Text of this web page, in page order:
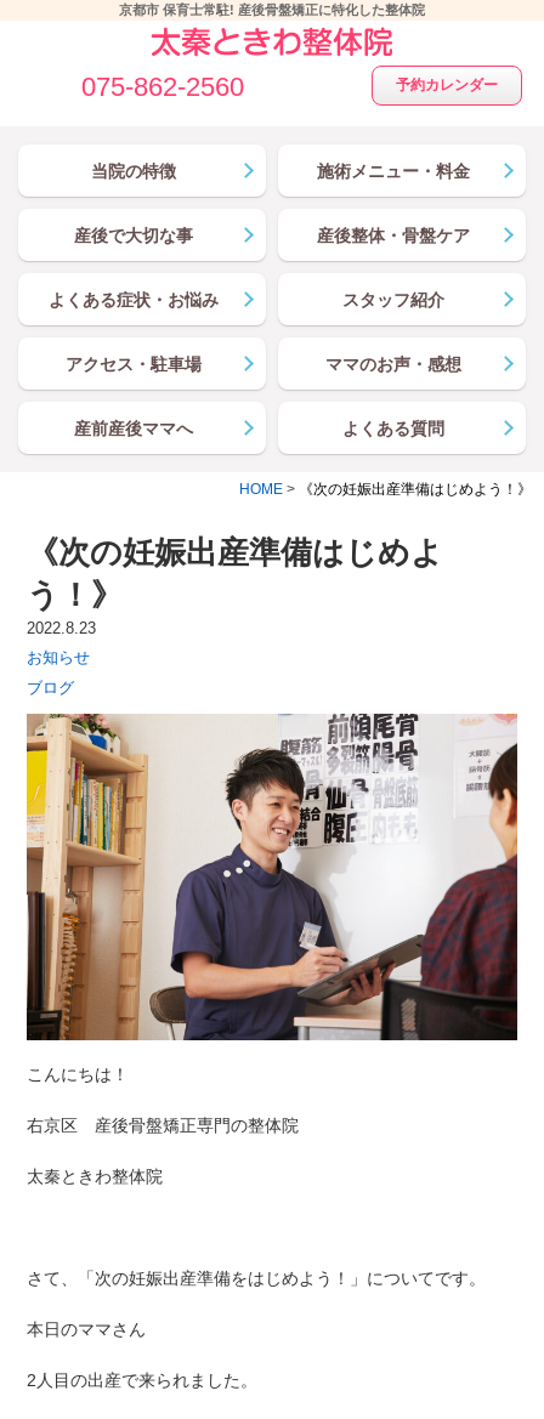
京都市 保育士常駐! 産後骨盤矯正に特化した整体院
075-862-2560 予約カレンダー
当院の特徴 施術メニュー・料金
産後で大切な事 産後整体・骨盤ケア
よくある症状・お悩み スタッフ紹介
アクセス・駐車場 ママのお声・感想
産前産後ママへ よくある質問
HOME > 《次の妊娠出産準備はじめよう！》
《次の妊娠出産準備はじめよ
う！》
2022.8.23
お知らせ
ブログ
こんにちは！
右京区 産後骨盤矯正専門の整体院
太秦ときわ整体院
さて、「次の妊娠出産準備をはじめよう！」についてです。
本日のママさん
2人目の出産で来られました。